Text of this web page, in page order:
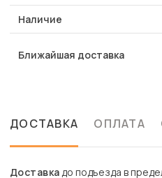
Наличие
Ближайшая доставка
ДОСТАВКА ОПЛАТА
Доставкадо подъезда в